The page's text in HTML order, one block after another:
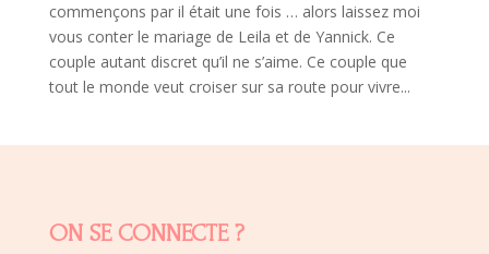
commençons par il était une fois … alors laissez moi
vous conter le mariage de Leila et de Yannick. Ce
couple autant discret qu’il ne s’aime. Ce couple que
tout le monde veut croiser sur sa route pour vivre...
ON SE CONNECTE ?